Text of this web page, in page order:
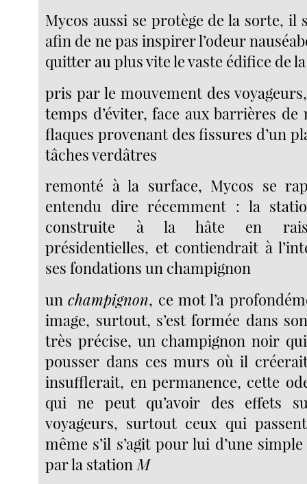
Mycos aussi se protège de la sorte, il
afin de ne pas inspirer l’odeur
quitter au plus vite le vaste édifice de
pris par le mouvement des
temps d’éviter, face aux barrières de
flaques provenant des fissures d’un
tâches verdâtres
remonté à la surface, Mycos se
entendu dire récemment : la
construite à la hâte en
présidentielles, et contiendrait à
ses fondations un champignon
unchampignon, ce mot l’a
image, surtout, s’est formée dans
très précise, un champignon noir
pousser dans ces murs où il
insufflerait, en permanence, cette
qui ne peut qu’avoir des effets
voyageurs, surtout ceux qui
même s’il s’agit pour lui d’une
par la station M